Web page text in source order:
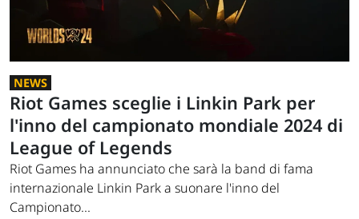
NEWS
Riot Games sceglie i Linkin Park per
l'inno del campionato mondiale 2024 di
League of Legends
Riot Games ha annunciato che sarà la band di fama
internazionale Linkin Park a suonare l'inno del
Campionato...